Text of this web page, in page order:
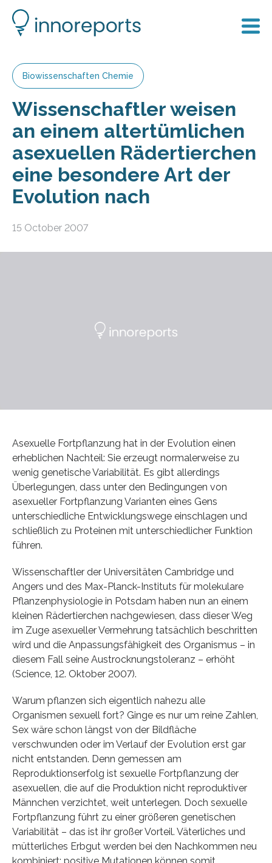
Biowissenschaften Chemie
Wissenschaftler weisen
an einem altertümlichen
asexuellen Rädertierchen
eine besondere Art der
Evolution nach
15 October 2007
Asexuelle Fortpflanzung hat in der Evolution einen
erheblichen Nachteil: Sie erzeugt normalerweise zu
wenig genetische Variabilität. Es gibt allerdings
Überlegungen, dass unter den Bedingungen von
asexueller Fortpflanzung Varianten eines Gens
unterschiedliche Entwicklungswege einschlagen und
schließlich zu Proteinen mit unterschiedlicher Funktion
führen.
Wissenschaftler der Universitäten Cambridge und
Angers und des Max-Planck-Instituts für molekulare
Pflanzenphysiologie in Potsdam haben nun an einem
kleinen Rädertierchen nachgewiesen, dass dieser Weg
im Zuge asexueller Vermehrung tatsächlich beschritten
wird und die Anpassungsfähigkeit des Organismus – in
diesem Fall seine Austrocknungstoleranz – erhöht
(Science, 12. Oktober 2007).
Warum pflanzen sich eigentlich nahezu alle
Organismen sexuell fort? Ginge es nur um reine Zahlen,
Sex wäre schon längst von der Bildfläche
verschwunden oder im Verlauf der Evolution erst gar
nicht entstanden. Denn gemessen am
Reproduktionserfolg ist sexuelle Fortpflanzung der
asexuellen, die auf die Produktion nicht reproduktiver
Männchen verzichtet, weit unterlegen. Doch sexuelle
Fortpflanzung führt zu einer größeren genetischen
Variabilität – das ist ihr großer Vorteil. Väterliches und
mütterliches Erbgut werden bei den Nachkommen neu
kombiniert; positive Mutationen können somit